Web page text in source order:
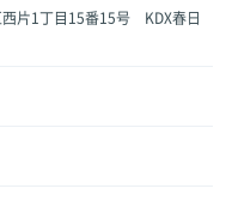
片1丁目15番15号 KDX春日